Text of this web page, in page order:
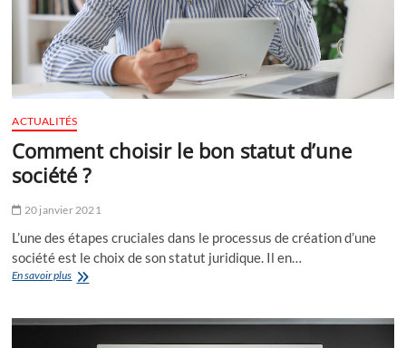
ACTUALITÉS
Comment choisir le bon statut d’une
société ?
20 janvier 2021
L’une des étapes cruciales dans le processus de création d’une
société est le choix de son statut juridique. Il en…
En savoir plusComment
bon